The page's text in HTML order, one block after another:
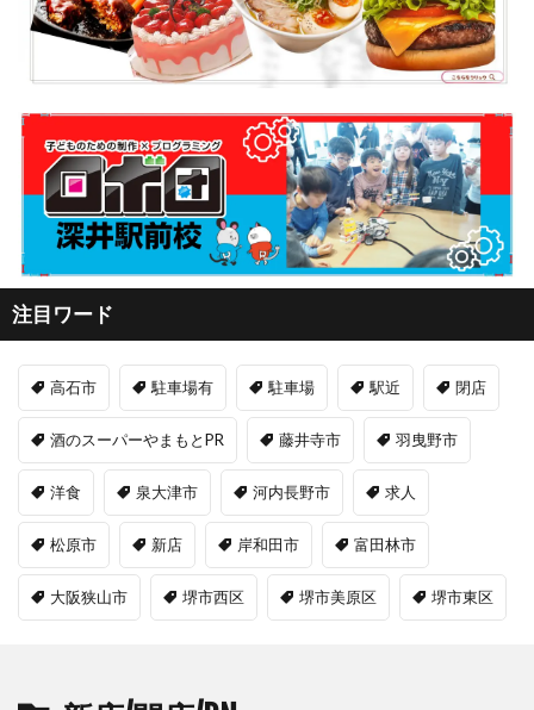
注目ワード
高石市 駐車場有 駐車場 駅近 閉店
酒のスーパーやまもとPR 藤井寺市 羽曳野市
洋食 泉大津市 河内長野市 求人
松原市 新店 岸和田市 富田林市
大阪狭山市 堺市西区 堺市美原区 堺市東区